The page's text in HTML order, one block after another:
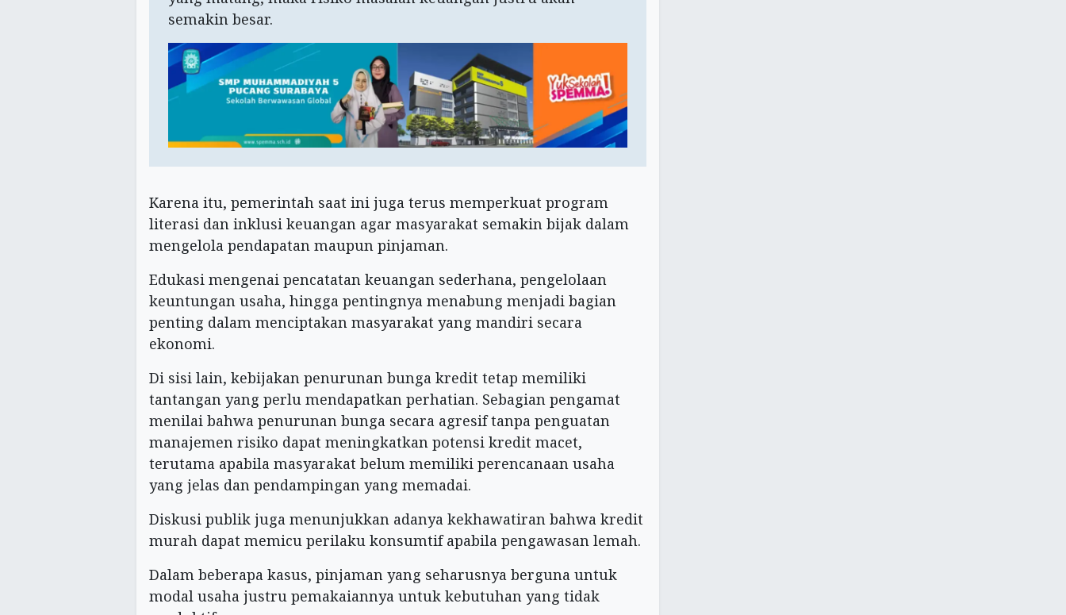
semakin besar.
Karena itu, pemerintah saat ini juga terus memperkuat program
literasi dan inklusi keuangan agar masyarakat semakin bijak dalam
mengelola pendapatan maupun pinjaman.
Edukasi mengenai pencatatan keuangan sederhana, pengelolaan
keuntungan usaha, hingga pentingnya menabung menjadi bagian
penting dalam menciptakan masyarakat yang mandiri secara
ekonomi.
Di sisi lain, kebijakan penurunan bunga kredit tetap memiliki
tantangan yang perlu mendapatkan perhatian. Sebagian pengamat
menilai bahwa penurunan bunga secara agresif tanpa penguatan
manajemen risiko dapat meningkatkan potensi kredit macet,
terutama apabila masyarakat belum memiliki perencanaan usaha
yang jelas dan pendampingan yang memadai.
Diskusi publik juga menunjukkan adanya kekhawatiran bahwa kredit
murah dapat memicu perilaku konsumtif apabila pengawasan lemah.
Dalam beberapa kasus, pinjaman yang seharusnya berguna untuk
modal usaha justru pemakaiannya untuk kebutuhan yang tidak